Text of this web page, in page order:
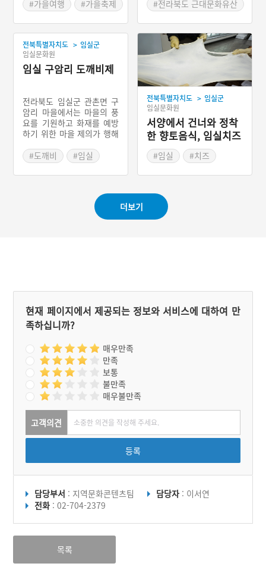
#가을여행
#가을축제
#전라북도 근대문화유산
전북특별자치도 > 임실군
임실문화원
임실 구암리 도깨비제
전라북도 임실군 관촌면 구
암리 마을에서는 마을의 풍
요를 기원하고 화재를 예방
하기 위한 마을 제의가 행해
로 인한 사고가 빈번했는데
그 이유를 도깨비의 장난으
로 생각해 도깨비제를 지낸
믐날 밤에 지낸다. 우선 풍
물패가 제의의 시작을 알린
다. 풍물패를 필두로 제관들
제물로 올린 메밀 시루떡을
느티나무 주변에 뿌린다. 도
깨비의 마음을 달래주기 위
한 의례라 하는데 결국 도깨
않기를 기원하는 셈이다.
#도깨비
#임실
전북특별자치도 > 임실군
임실문화원
서양에서 건너와 정착
한 향토음식, 임실치즈
#임실
#치즈
#예능프로그램 음식
더보기
현재 페이지에서 제공되는 정보와 서비스에 대하여 만
족하십니까?
매우만족
만족
보통
불만족
매우불만족
고객의견
등록
담당부서 : 지역문화콘텐츠팀 담당자 : 이서연
전화 : 02-704-2379
목록